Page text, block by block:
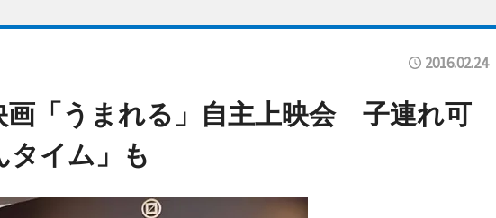
2016.02.24
画「うまれる」自主上映会 子連れ可
タイム」も